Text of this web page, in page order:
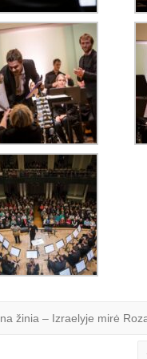
žinia – Izraelyje mirė